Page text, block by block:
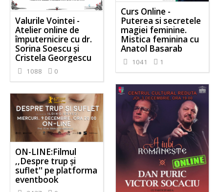
Valurile Vointei -
Atelier online de
împuternicire cu dr.
Sorina Soescu și
Cristela Georgescu
1088 0
Curs Online -
Puterea si secretele
magiei feminine.
Mistica feminina cu
Anatol Basarab
1041 1
ON-LINE:Filmul
,,Despre trup și
suflet'' pe platforma
eventbook